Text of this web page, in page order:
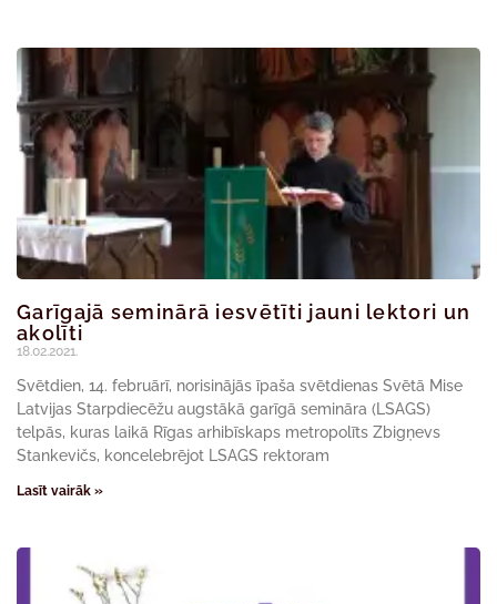
Garīgajā seminārā iesvētīti jauni lektori un
akolīti
18.02.2021.
Svētdien, 14. februārī, norisinājās īpaša svētdienas Svētā Mise
Latvijas Starpdiecēžu augstākā garīgā semināra (LSAGS)
telpās, kuras laikā Rīgas arhibīskaps metropolīts Zbigņevs
Stankevičs, koncelebrējot LSAGS rektoram
Lasīt vairāk »